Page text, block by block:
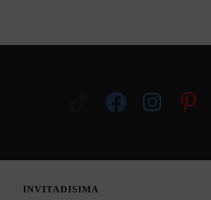
INVITADISIMA